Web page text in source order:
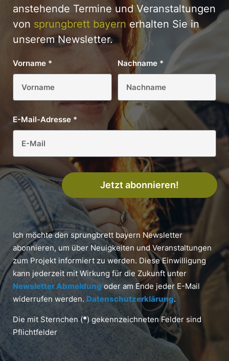
anstehende Termine und Veranstaltungen
von sprungbrett bayernerhalten Sie in
unserem Newsletter.
Vorname * Nachname *
E-Mail-Adresse *
Jetzt abonnieren!
Ich möchte den sprungbrett bayern Newsletter
abonnieren, um über Neuigkeiten und Veranstaltungen
zum Projekt informiert zu werden. Diese Einwilligung
kann jederzeit mit Wirkung für die Zukunft unter
Newsletter Abmeldung oder am Ende jeder E-Mail
widerrufen werden. Datenschutzerklärung.
Die mit Sternchen (*) gekennzeichneten Felder sind
Pflichtfelder